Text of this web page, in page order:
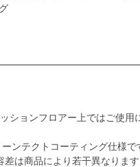
ションフロアー上ではご使用
ンテクトコーティング仕様で
は商品により若干異なります